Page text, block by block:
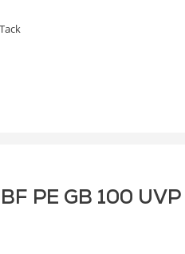
PE GB 100 UVP